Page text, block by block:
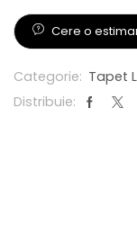
Cere o
Categorie: Tapet
Distribuie: